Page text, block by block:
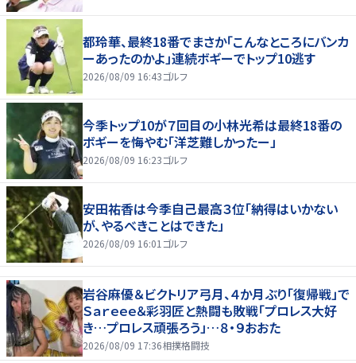
都玲華、最終18番でまさか「こんなところにバンカ
ーあったのかよ」連続ボギーでトップ10逃す
2026/08/09 16:43ゴルフ
今季トップ10が７回目の小林光希は最終18番の
ボギーを悔やむ「洋芝難しかったー」
2026/08/09 16:23ゴルフ
安田祐香は今季自己最高３位「納得はいかない
が、やるべきことはできた」
2026/08/09 16:01 ゴルフ
岩谷麻優＆ビクトリア弓月、４か月ぶり「復帰戦」で
Ｓａｒｅｅｅ＆彩羽匠と熱闘も敗戦「プロレス大好
き…プロレス頑張ろう」…８・９おおた
2026/08/09 17:36相撲格闘技